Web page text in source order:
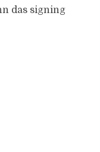
das signing